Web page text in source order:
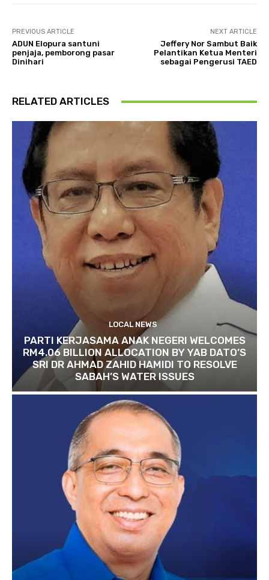
PREVIOUS ARTICLE
ADUN Elopura santuni
penjaja, pemborong pasar
Dinihari
NEXT ARTICLE
Jeffery Nor Sambut Baik
Pelantikan Ketua Menteri
sebagai Pengerusi TAED
RELATED ARTICLES
LOCAL NEWS
PARTI KERJASAMA ANAK NEGERI WELCOMES
RM4.06 BILLION ALLOCATION BY YAB DATO’S
SRI DR AHMAD ZAHID HAMIDI TO RESOLVE
SABAH’S WATER ISSUES